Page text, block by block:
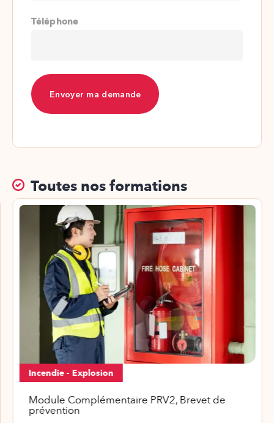
Téléphone
Toutes nos formations
Incendie - Explosion
Module Complémentaire PRV2, Brevet de
prévention